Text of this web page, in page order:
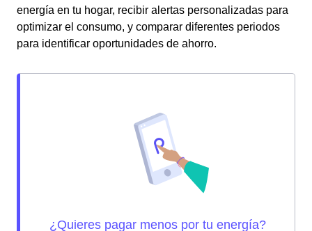
energía en tu hogar, recibir alertas personalizadas para
optimizar el consumo, y comparar diferentes periodos
para identificar oportunidades de ahorro.